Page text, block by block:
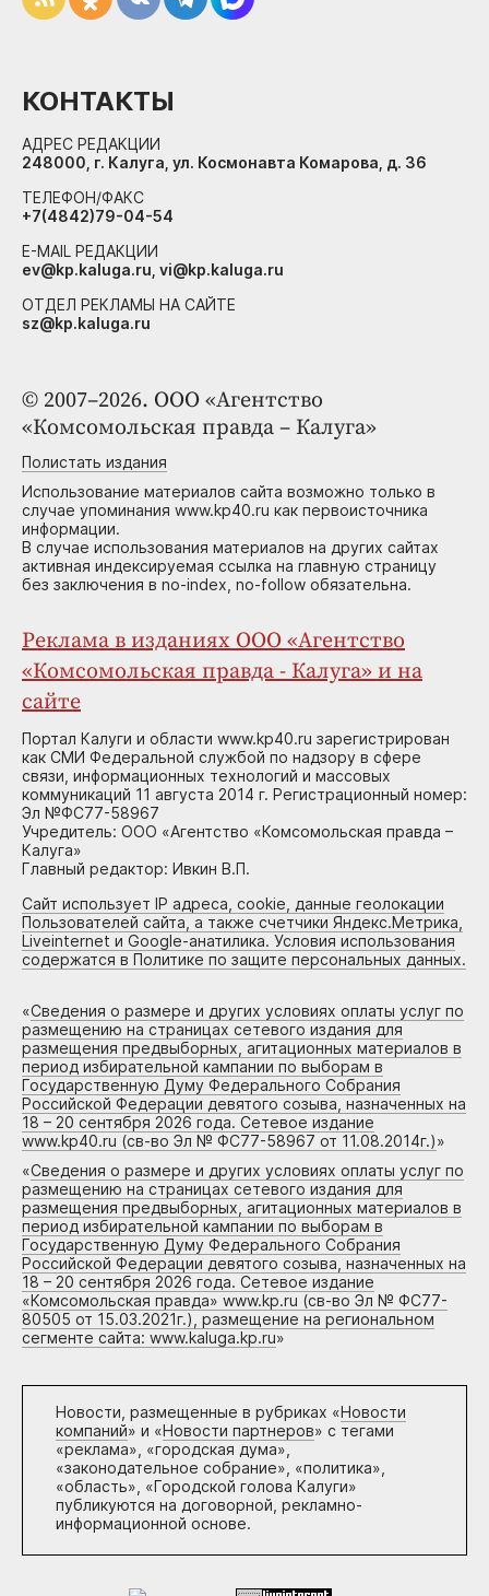
© 2007–2026. ООО «Агентство
«Комсомольская правда – Калуга»
Полистать издания
Использование материалов сайта возможно только в
случае упоминания www.kp40.ru как первоисточника
информации.
В случае использования материалов на других сайтах
активная индексируемая ссылка на главную страницу
без заключения в no-index, no-follow обязательна.
Реклама в изданиях ООО «Агентство
«Комсомольская правда - Калуга» и на
сайте
Портал Калуги и области www.kp40.ru зарегистрирован
как СМИ Федеральной службой по надзору в сфере
связи, информационных технологий и массовых
коммуникаций 11 августа 2014 г. Регистрационный номер:
Эл №ФС77-58967
Учредитель: ООО «Агентство «Комсомольская правда –
Калуга»
Главный редактор: Ивкин В.П.
Сайт использует IP адреса, cookie, данные геолокации
Пользователей сайта, а также счетчики Яндекс.Метрика,
Liveinternet и Google-анатилика. Условия использования
содержатся в Политике по защите персональных данных.
«Сведения о размере и других условиях оплаты услуг по
размещению на страницах сетевого издания для
размещения предвыборных, агитационных материалов в
период избирательной кампании по выборам в
Государственную Думу Федерального Собрания
Российской Федерации девятого созыва, назначенных на
18 – 20 сентября 2026 года. Сетевое издание
www.kp40.ru (св-во Эл № ФС77-58967 от 11.08.2014г.)»
«Сведения о размере и других условиях оплаты услуг по
размещению на страницах сетевого издания для
размещения предвыборных, агитационных материалов в
период избирательной кампании по выборам в
Государственную Думу Федерального Собрания
Российской Федерации девятого созыва, назначенных на
18 – 20 сентября 2026 года. Сетевое издание
«Комсомольская правда» www.kp.ru (св-во Эл № ФС77-
80505 от 15.03.2021г.), размещение на региональном
сегменте сайта: www.kaluga.kp.ru»
Новости, размещенные в рубриках «Новости
компаний» и «Новости партнеров» с тегами
«реклама», «городская дума»,
«законодательное собрание», «политика»,
«область», «Городской голова Калуги»
публикуются на договорной, рекламно-
информационной основе.
КОНТАКТЫ
АДРЕС РЕДАКЦИИ
248000, г. Калуга, ул. Космонавта Комарова, д. 36
ТЕЛЕФОН/ФАКС
+7(4842)79-04-54
E-MAIL РЕДАКЦИИ
ev@kp.kaluga.ru, vi@kp.kaluga.ru
ОТДЕЛ РЕКЛАМЫ НА САЙТЕ
sz@kp.kaluga.ru